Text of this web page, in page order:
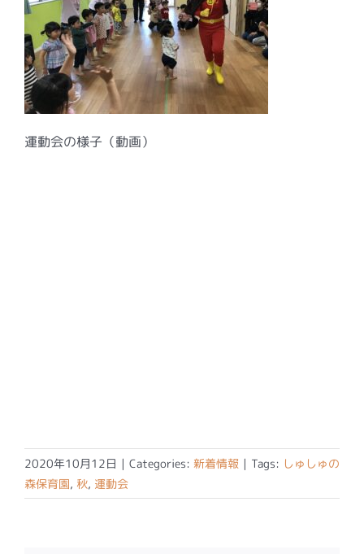
運動会の様子（動画）
2020年10月12日 | Categories: 新着情報 | Tags: しゅしゅの
森保育園, 秋, 運動会